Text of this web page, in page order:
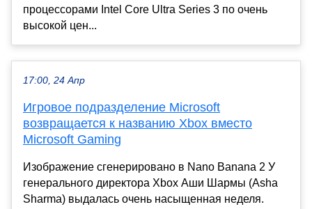
процессорами Intel Core Ultra Series 3 по очень
высокой цен...
17:00, 24 Апр
Игровое подразделение Microsoft
возвращается к названию Xbox вместо
Microsoft Gaming
Изображение сгенерировано в Nano Banana 2 У
генерального директора Xbox Аши Шармы (Asha
Sharma) выдалась очень насыщенная неделя.